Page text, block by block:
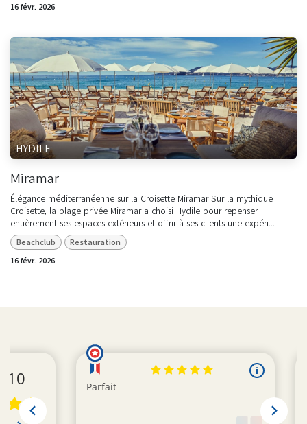
16 févr. 2026
HYDILE
Miramar
Élégance méditerranéenne sur la Croisette Miramar Sur la mythique
Croisette, la plage privée Miramar a choisi Hydile pour repenser
entièrement ses espaces extérieurs et offrir à ses clients une expéri...
Beachclub Restauration
16 févr. 2026